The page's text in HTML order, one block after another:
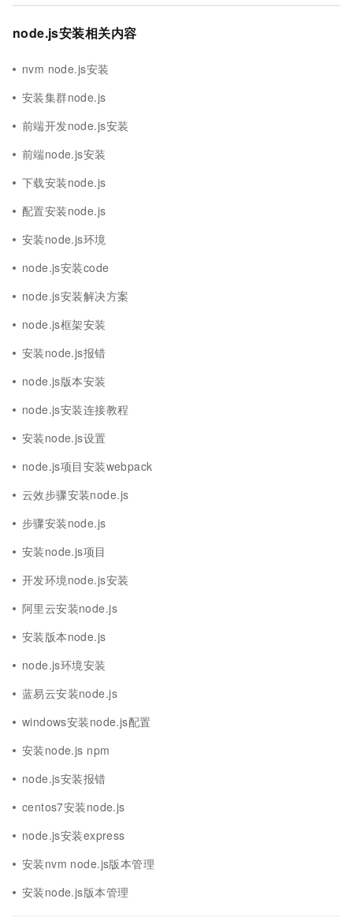
node.js安装相关内容
nvm node.js安装
安装集群node.js
前端开发node.js安装
前端node.js安装
下载安装node.js
配置安装node.js
安装node.js环境
node.js安装code
node.js安装解决方案
node.js框架安装
安装node.js报错
node.js版本安装
node.js安装连接教程
安装node.js设置
node.js项目安装webpack
云效步骤安装node.js
步骤安装node.js
安装node.js项目
开发环境node.js安装
阿里云安装node.js
安装版本node.js
node.js环境安装
蓝易云安装node.js
windows安装node.js配置
安装node.js npm
node.js安装报错
centos7安装node.js
node.js安装express
安装nvm node.js版本管理
安装node.js版本管理